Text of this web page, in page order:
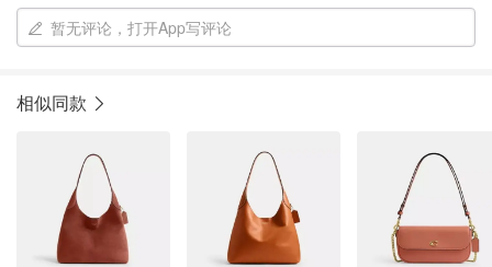
暂无评论，打开App写评论
相似同款